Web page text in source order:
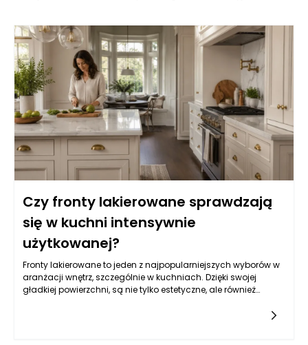
Czy fronty lakierowane sprawdzają
się w kuchni intensywnie
użytkowanej?
Fronty lakierowane to jeden z najpopularniejszych wyborów w
aranżacji wnętrz, szczególnie w kuchniach. Dzięki swojej
gładkiej powierzchni, są nie tylko estetyczne, ale również
różnym stylom wnętrzarskim, od nowoczesnych po bardziej